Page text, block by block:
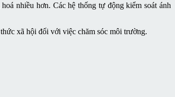
nhiều hơn. Các hệ thống tự động kiểm soát ánh
xã hội đối với việc chăm sóc môi trường.